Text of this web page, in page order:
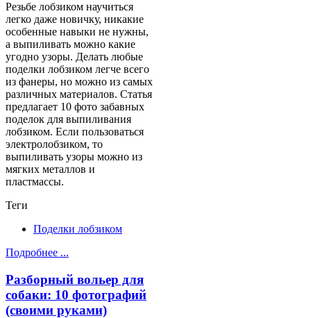
Резьбе лобзиком научиться
легко даже новичку, никакие
особенные навыки не нужны,
а выпиливать можно какие
угодно узоры. Делать любые
поделки лобзиком легче всего
из фанеры, но можно из самых
различных материалов. Статья
предлагает 10 фото забавных
поделок для выпиливания
лобзиком. Если пользоваться
электролобзиком, то
выпиливать узоры можно из
мягких металлов и
пластмассы.
Теги
Поделки лобзиком
Подробнее ...
Разборный вольер для
собаки: 10 фотографий
(своими руками)